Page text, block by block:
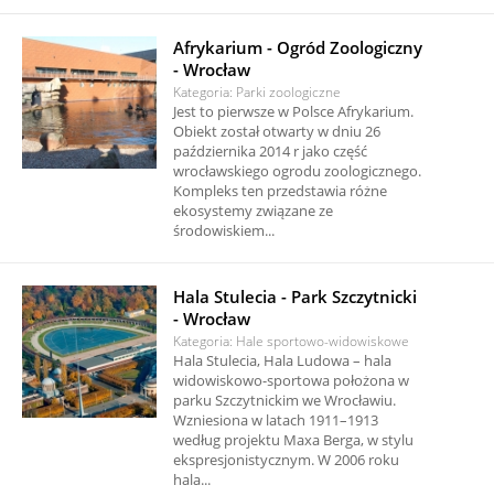
Afrykarium - Ogród Zoologiczny
- Wrocław
Kategoria: Parki zoologiczne
Jest to pierwsze w Polsce Afrykarium.
Obiekt został otwarty w dniu 26
października 2014 r jako część
wrocławskiego ogrodu zoologicznego.
Kompleks ten przedstawia różne
ekosystemy związane ze
środowiskiem...
Hala Stulecia - Park Szczytnicki
- Wrocław
Kategoria: Hale sportowo-widowiskowe
Hala Stulecia, Hala Ludowa – hala
widowiskowo-sportowa położona w
parku Szczytnickim we Wrocławiu.
Wzniesiona w latach 1911–1913
według projektu Maxa Berga, w stylu
ekspresjonistycznym. W 2006 roku
hala...